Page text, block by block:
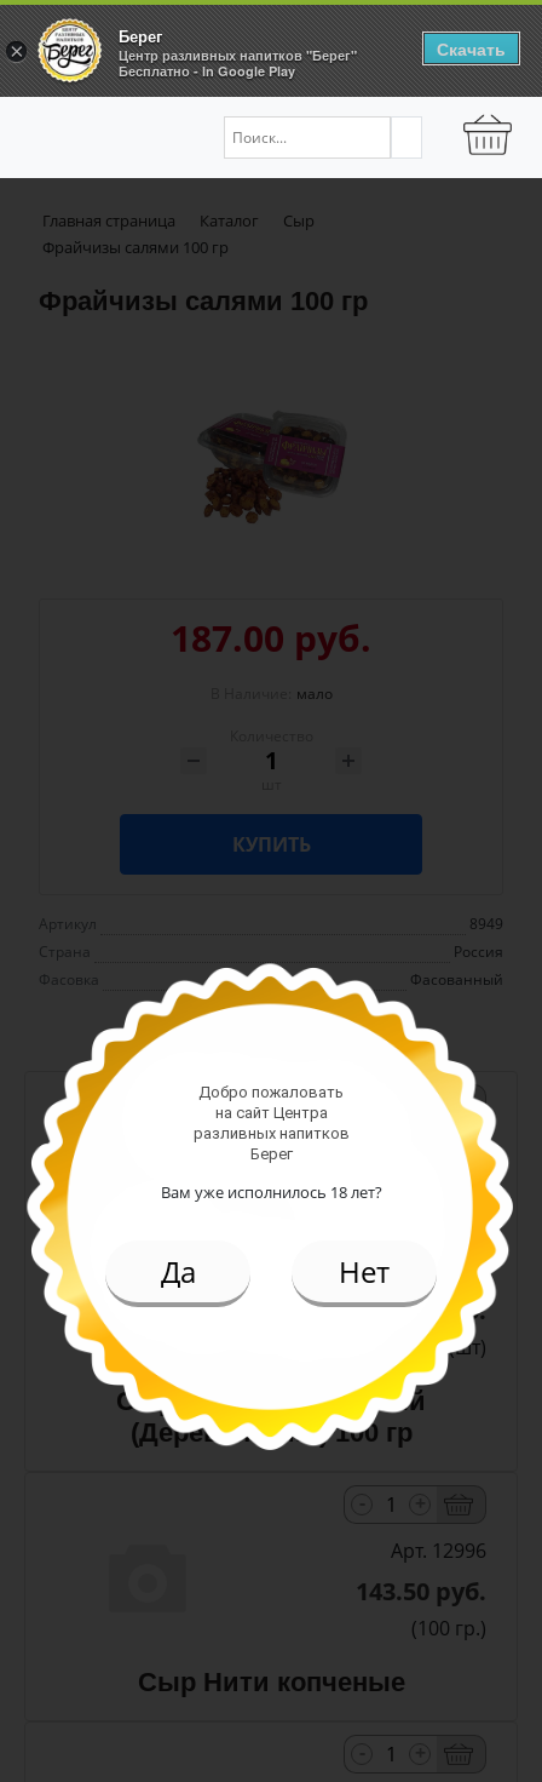
Главная страница Каталог
Сыр
Фрайчизы салями 100 гр
Фрайчизы салями 100 гр
187.00 руб.
мало
КУПИТЬ
Артикул
8949
Страна
Россия
Фасовка
Фасованный
Арт. 610
171.00 руб.
(шт)
Сыр Косичка копченый
(Деревенский ) 100 гр
Арт. 12996
143.50 руб.
(100 гр.)
Сыр Нити копченые
Добро пожаловать
на сайт Центра
разливных напитков
Берег
Вам уже исполнилось 18 лет?
Да Нет
×
Берег
Центр разливных напитков "Берег"
Бесплатно - In Google Play
Скачать